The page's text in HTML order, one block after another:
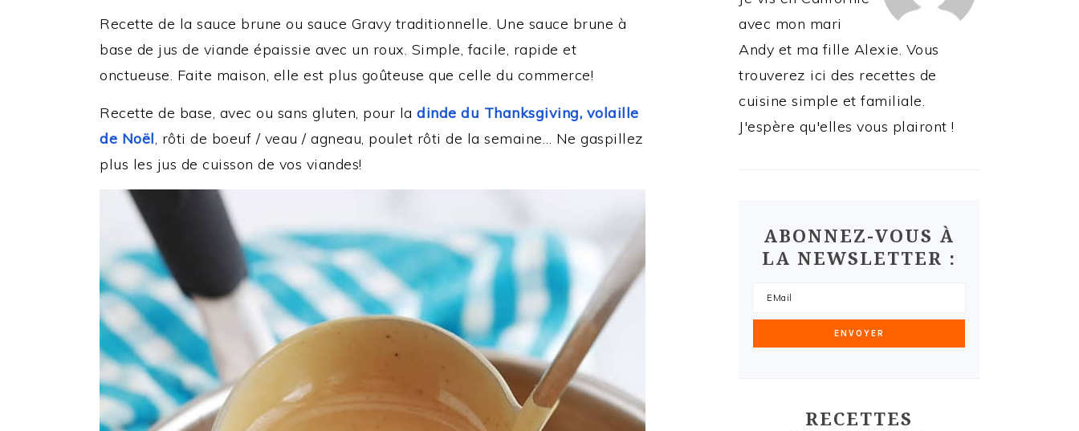
Recette de la sauce brune ou sauce Gravy traditionnelle. Une sauce brune à
base de jus de viande épaissie avec un roux. Simple, facile, rapide et
onctueuse. Faite maison, elle est plus goûteuse que celle du commerce!
Recette de base, avec ou sans gluten, pour la dinde du Thanksgiving, volaille
de Noël, rôti de boeuf / veau / agneau, poulet rôti de la semaine… Ne gaspillez
plus les jus de cuisson de vos viandes!
avec mon mari
Andy et ma fille Alexie. Vous
trouverez ici des recettes de
cuisine simple et familiale.
J'espère qu'elles vous plairont !
ABONNEZ-VOUS À
LA NEWSLETTER :
RECETTES